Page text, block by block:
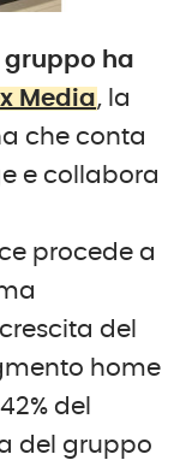
gruppo ha
Media, la
che conta
e collabora
procede a
del
home
del
del gruppo